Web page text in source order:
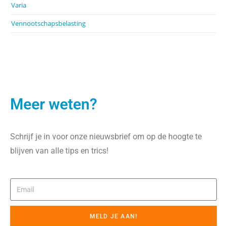
Varia
Vennootschapsbelasting
Meer weten?
Schrijf je in voor onze nieuwsbrief om op de hoogte te
blijven van alle tips en trics!
MELD JE AAN!